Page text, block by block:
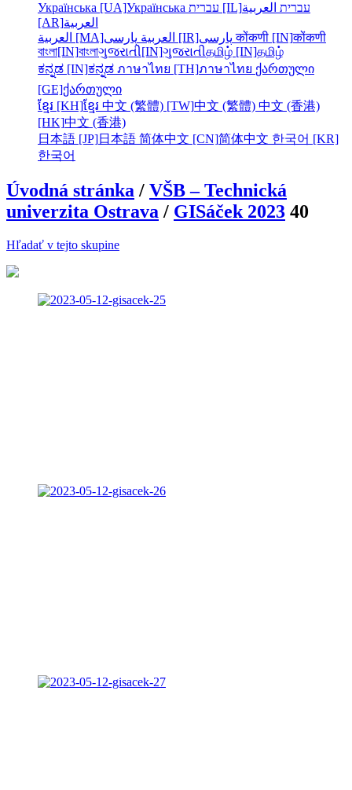
Українська [UA]Українська עברית [IL] עברית العربية
[AR]العربية
العربية [MA]
العربية پارسی [IR] پارسیकोंकणी [IN]कोंकणी
বাংলা[IN]বাংলাગુજરાતી[IN]ગુજરાતીதமிழ் [IN]தமிழ்
ಕನ್ನಡ [IN]ಕನ್ನಡ ภาษาไทย [TH]ภาษาไทย ქართული
[GE]ქართული
ខ្មែរ [KH]ខ្មែរ 中文 (繁體) [TW]中文 (繁體) 中文 (香港)
[HK]中文 (香港)
日本語 [JP]日本語 简体中文 [CN]简体中文 한국어 [KR]
한국어
Úvodná stránka / VŠB – Technická
univerzita Ostrava / GISáček 2023 40
Hľadať v tejto skupine